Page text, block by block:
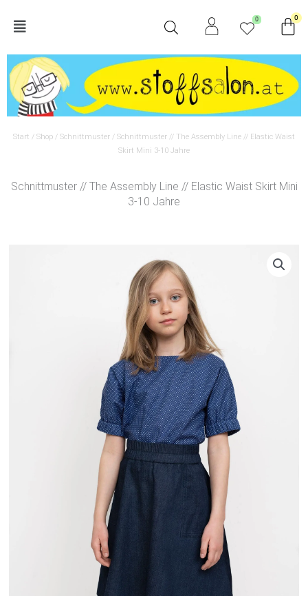
InhaltMain
Menu
0 0
Start / Shop / Schnittmuster / Schnittmuster // The Assembly Line // Elastic Waist
Skirt Mini 3-10 Jahre
Schnittmuster // The Assembly Line // Elastic Waist Skirt Mini
3-10 Jahre